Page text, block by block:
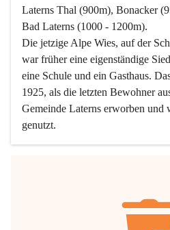
Laterns Thal (900m), Bonacker
Bad Laterns (1000 - 1200m).
Die jetzige Alpe Wies, auf der
war früher eine eigenständige
eine Schule und ein Gasthaus.
1925, als die letzten Bewohner
Gemeinde Laterns erworben und
genutzt.